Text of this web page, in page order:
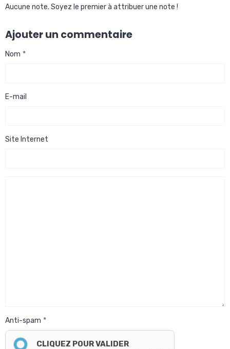
Aucune note. Soyez le premier à attribuer une note !
Ajouter un commentaire
Nom
E-mail
Site Internet
Anti-spam
CLIQUEZ POUR VALIDER